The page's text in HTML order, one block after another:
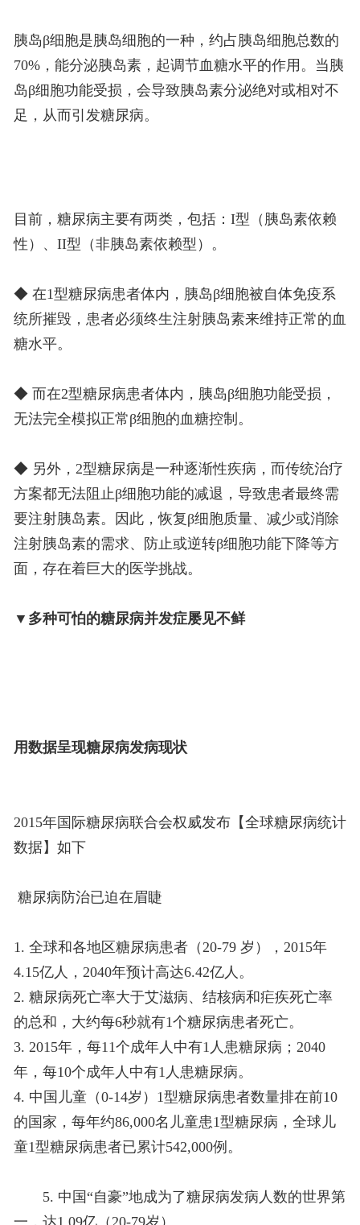
胰岛β细胞是胰岛细胞的一种，约占胰岛细胞总数的
70%，能分泌胰岛素，起调节血糖水平的作用。当胰
岛β细胞功能受损，会导致胰岛素分泌绝对或相对不
足，从而引发糖尿病。
目前，糖尿病主要有两类，包括：I型（胰岛素依赖
性）、II型（非胰岛素依赖型）。
◆ 在1型糖尿病患者体内，胰岛β细胞被自体免疫系
统所摧毁，患者必须终生注射胰岛素来维持正常的血
糖水平。
◆ 而在2型糖尿病患者体内，胰岛β细胞功能受损，
无法完全模拟正常β细胞的血糖控制。
◆ 另外，2型糖尿病是一种逐渐性疾病，而传统治疗
方案都无法阻止β细胞功能的减退，导致患者最终需
要注射胰岛素。因此，恢复β细胞质量、减少或消除
注射胰岛素的需求、防止或逆转β细胞功能下降等方
面，存在着巨大的医学挑战。
▼多种可怕的糖尿病并发症屡见不鲜
用数据呈现糖尿病发病现状
2015年国际糖尿病联合会权威发布【全球糖尿病统计
数据】如下
糖尿病防治已迫在眉睫
1. 全球和各地区糖尿病患者（20-79 岁），2015年
4.15亿人，2040年预计高达6.42亿人。
2. 糖尿病死亡率大于艾滋病、结核病和疟疾死亡率
的总和，大约每6秒就有1个糖尿病患者死亡。
3. 2015年，每11个成年人中有1人患糖尿病；2040
年，每10个成年人中有1人患糖尿病。
4. 中国儿童（0-14岁）1型糖尿病患者数量排在前10
的国家，每年约86,000名儿童患1型糖尿病，全球儿
童1型糖尿病患者已累计542,000例。
5. 中国“自豪”地成为了糖尿病发病人数的世界第
一，达1.09亿（20-79岁）。